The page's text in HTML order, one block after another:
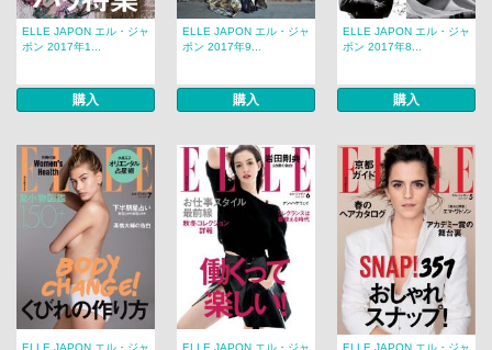
ELLE JAPON エル・ジャ
ポン 2017年1...
購入
ELLE JAPON エル・ジャ
ポン 2017年9...
購入
ELLE JAPON エル・ジャ
ポン 2017年8...
購入
ELLE JAPON エル・ジャ
ELLE JAPON エル・ジャ
ELLE JAPON エル・ジャ